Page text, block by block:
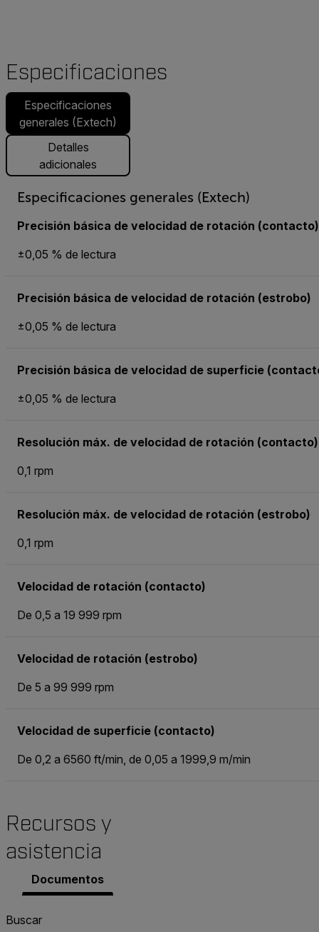
Especificaciones
Especificaciones
generales (Extech)
Detalles
adicionales
Especificaciones generales (Extech)
Precisión básica de velocidad de rotación (contacto)
±0,05 % de lectura
Precisión básica de velocidad de rotación (estrobo)
±0,05 % de lectura
Precisión básica de velocidad de superficie
±0,05 % de lectura
Resolución máx. de velocidad de rotación (contacto)
0,1 rpm
Resolución máx. de velocidad de rotación (estrobo)
0,1 rpm
Velocidad de rotación (contacto)
De 0,5 a 19 999 rpm
Velocidad de rotación (estrobo)
De 5 a 99 999 rpm
Velocidad de superficie (contacto)
De 0,2 a 6560 ft/min, de 0,05 a 1999,9 m/min
Recursos y
asistencia
Documentos
Buscar